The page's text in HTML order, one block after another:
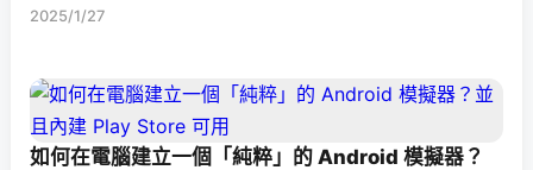
2025/1/27
如何在電腦建立一個「純粹」的 Android 模擬器？